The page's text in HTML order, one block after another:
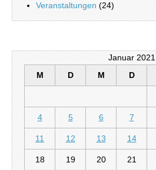
Veranstaltungen (24)
Januar 2021
M
D M D
4 5 6 7
11 12 13 14
18 19 20 21